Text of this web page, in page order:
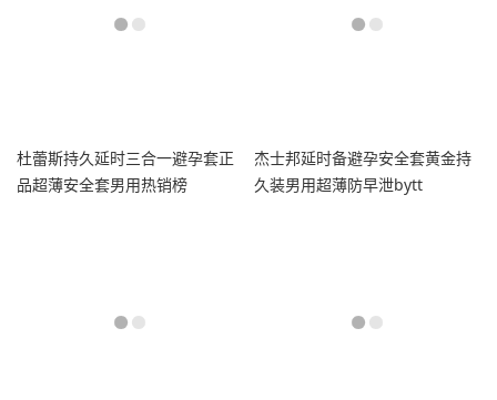
杜蕾斯持久延时三合一避孕套正
品超薄安全套男用热销榜
杰士邦延时备避孕安全套黄金持
久装男用超薄防早泄bytt